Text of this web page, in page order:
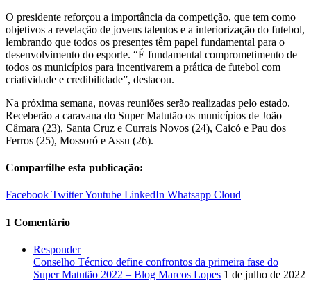
O presidente reforçou a importância da competição, que tem como
objetivos a revelação de jovens talentos e a interiorização do futebol,
lembrando que todos os presentes têm papel fundamental para o
desenvolvimento do esporte. “É fundamental comprometimento de
todos os municípios para incentivarem a prática de futebol com
criatividade e credibilidade”, destacou.
Na próxima semana, novas reuniões serão realizadas pelo estado.
Receberão a caravana do Super Matutão os municípios de João
Câmara (23), Santa Cruz e Currais Novos (24), Caicó e Pau dos
Ferros (25), Mossoró e Assu (26).
Compartilhe esta publicação:
Facebook TwitterYoutube LinkedIn Whatsapp Cloud
1 Comentário
Responder
Conselho Técnico define confrontos da primeira fase do
Super Matutão 2022 – Blog Marcos Lopes 1 de julho de 2022